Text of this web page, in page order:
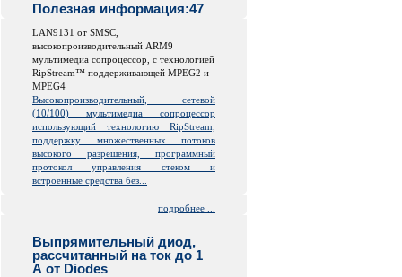
Полезная информация:47
LAN9131 от SMSC,
высокопроизводительный ARM9
мультимедиа сопроцессор, с технологией
RipStream™ поддерживающей MPEG2 и
MPEG4
Высокопроизводительный, сетевой
(10/100) мультимедиа сопроцессор
использующий технологию RipStream,
поддержку множественных потоков
высокого разрешения, программный
протокол управления стеком и
встроенные средства без...
подробнее ...
Выпрямительный диод,
рассчитанный на ток до 1
А от Diodes